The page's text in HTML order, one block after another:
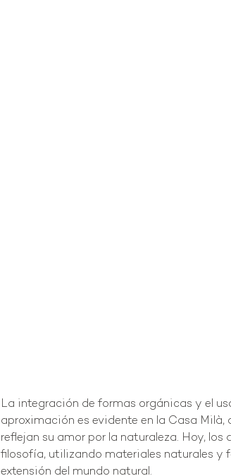
La integración de formas orgánicas y el
aproximación es evidente en la Casa
reflejan su amor por la naturaleza. Hoy,
filosofía, utilizando materiales naturales y
extensión del mundo natural.